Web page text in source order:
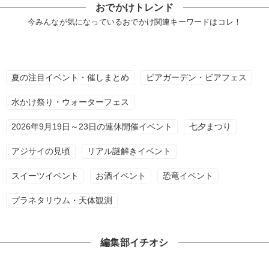
おでかけトレンド
今みんなが気になっているおでかけ関連キーワードはコレ！
夏の注目イベント・催しまとめ ビアガーデン・ビアフェス
水かけ祭り・ウォーターフェス
2026年9月19日～23日の連休開催イベント 七夕まつり
アジサイの見頃 リアル謎解きイベント
スイーツイベント お酒イベント 恐竜イベント
プラネタリウム・天体観測
編集部イチオシ